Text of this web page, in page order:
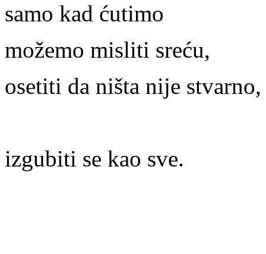
samo kad ćutimo
možemo misliti sreću,
osetiti da ništa nije stvarno,
izgubiti se kao sve.